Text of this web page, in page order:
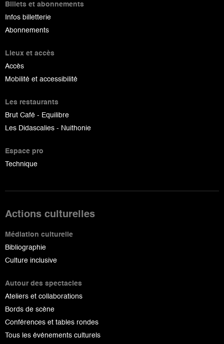
Billets et abonnements
Infos billetterie
Abonnements
Lieux et accès
Accès
Mobilité et accessibilité
Les restaurants
Brut Café - Equilibre
Les Didascalies - Nuithonie
Espace pro
Technique
Actions culturelles
Médiation culturelle
Bibliographie
Culture inclusive
Autour des spectacles
Ateliers et collaborations
Bords de scène
Conférences et tables rondes
Tous les événements culturels